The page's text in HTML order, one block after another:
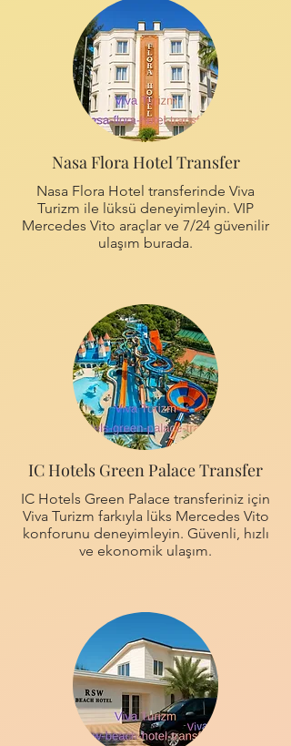
Nasa Flora Hotel Transfer
Nasa Flora Hotel transferinde Viva
Turizm ile lüksü deneyimleyin. VIP
Mercedes Vito araçlar ve 7/24 güvenilir
ulaşım burada.
IC Hotels Green Palace Transfer
IC Hotels Green Palace transferiniz için
Viva Turizm farkıyla lüks Mercedes Vito
konforunu deneyimleyin. Güvenli, hızlı
ve ekonomik ulaşım.